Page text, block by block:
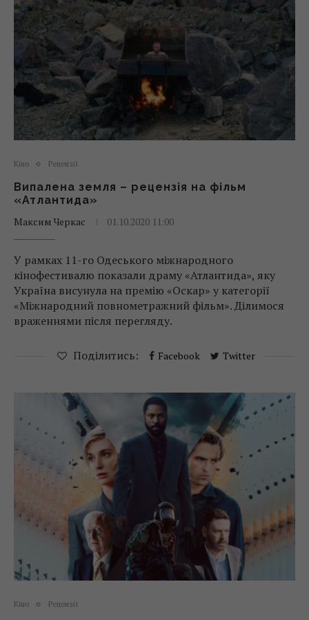
Кіно Рецензії
Випалена земля – рецензія на фільм
«Атлантида»
Максим Черкас
01.10.2020 11:00
У рамках 11-го Одеського міжнародного
кінофестивалю показали драму «Атлантида», яку
Україна висунула на премію «Оскар» у категорії
«Міжнародний повнометражний фільм». Ділимося
враженнями після перегляду.
Поділитись: Facebook Twitter
Кіно Рецензії